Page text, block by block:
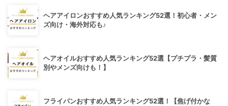
ヘアアイロンおすすめ人気ランキング52選！初心者・メン
ズ向け・海外対応も♪
ヘアオイルおすすめ人気ランキング52選【プチプラ・髪質
別やメンズ向けも！】
フライパンおすすめ人気ランキング52選！【焦げ付かな